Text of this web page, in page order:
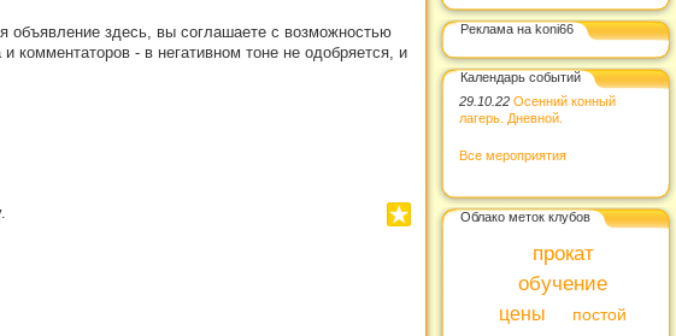
здесь, вы соглашаете с возможностью
- в негативном тоне не одобряется, и
Реклама на koni66
Календарь событий
29.10.22 Осенний конный
лагерь. Дневной.
Все мероприятия
Облако меток клубов
прокат
обучение
цены
постой